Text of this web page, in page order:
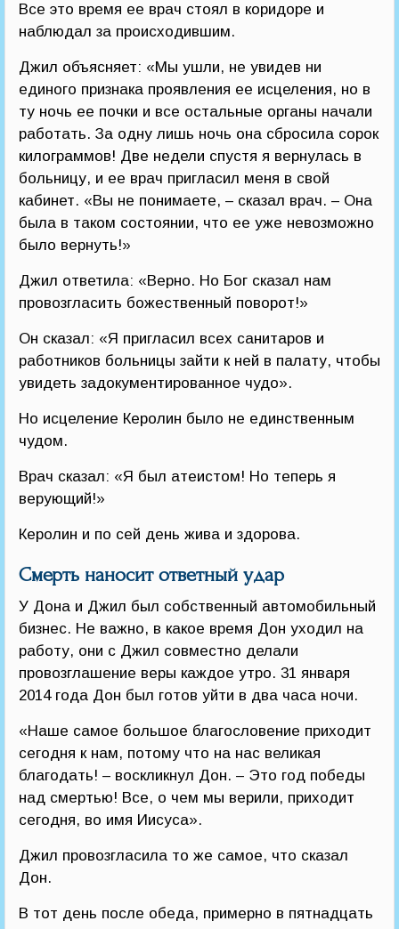
Все это время ее врач стоял в коридоре и
наблюдал за происходившим.
Джил объясняет: «Мы ушли, не увидев ни
единого признака проявления ее исцеления, но в
ту ночь ее почки и все остальные органы начали
работать. За одну лишь ночь она сбросила сорок
килограммов! Две недели спустя я вернулась в
больницу, и ее врач пригласил меня в свой
кабинет. «Вы не понимаете, – сказал врач. – Она
была в таком состоянии, что ее уже невозможно
было вернуть!»
Джил ответила: «Верно. Но Бог сказал нам
провозгласить божественный поворот!»
Он сказал: «Я пригласил всех санитаров и
работников больницы зайти к ней в палату, чтобы
увидеть задокументированное чудо».
Но исцеление Керолин было не единственным
чудом.
Врач сказал: «Я был атеистом! Но теперь я
верующий!»
Керолин и по сей день жива и здорова.
Смерть наносит ответный удар
У Дона и Джил был собственный автомобильный
бизнес. Не важно, в какое время Дон уходил на
работу, они с Джил совместно делали
провозглашение веры каждое утро. 31 января
2014 года Дон был готов уйти в два часа ночи.
«Наше самое большое благословение приходит
сегодня к нам, потому что на нас великая
благодать! – воскликнул Дон. – Это год победы
над смертью! Все, о чем мы верили, приходит
сегодня, во имя Иисуса».
Джил провозгласила то же самое, что сказал
Дон.
В тот день после обеда, примерно в пятнадцать